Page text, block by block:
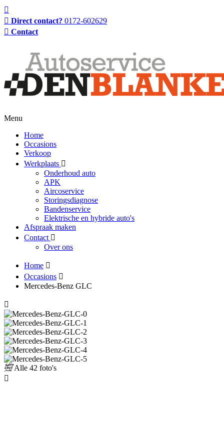
Direct contact? 0172-602629
Contact
Menu
Home
Occasions
Verkoop
Werkplaats
Onderhoud auto
APK
Aircoservice
Storingsdiagnose
Bandenservice
Elektrische en hybride auto's
Afspraak maken
Contact
Over ons
Home
Occasions
Mercedes-Benz GLC
Alle 42 foto's